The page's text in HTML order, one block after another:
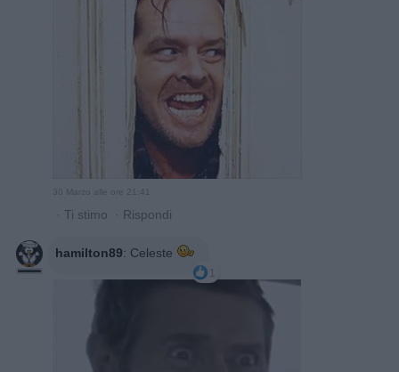
30 Marzo alle ore 21:41
· Ti stimo · Rispondi
hamilton89: Celeste
1